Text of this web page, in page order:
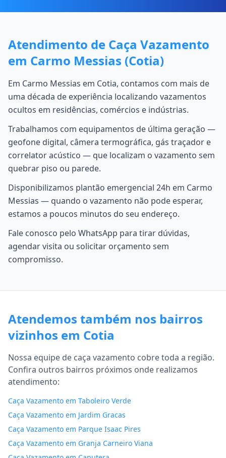
Atendimento de Caça Vazamento
em Carmo Messias (Cotia)
Em Carmo Messias em Cotia, contamos com mais de
uma década de experiência localizando vazamentos
ocultos em residências, comércios e indústrias.
Trabalhamos com equipamentos de última geração —
geofone digital, câmera termográfica, gás traçador e
correlator acústico — que localizam o vazamento sem
quebrar piso ou parede.
Disponibilizamos plantão emergencial 24h em Carmo
Messias — quando o vazamento não pode esperar,
estamos a poucos minutos do seu endereço.
Fale conosco pelo WhatsApp para tirar dúvidas,
agendar visita ou solicitar orçamento sem
compromisso.
Atendemos também nos bairros
vizinhos em Cotia
Nossa equipe de caça vazamento cobre toda a região.
Confira outros bairros próximos onde realizamos
atendimento:
Caça Vazamento em Taboleiro Verde
Caça Vazamento em Jardim Gracas
Caça Vazamento em Parque Isaac Pires
Caça Vazamento em Granja Carneiro Viana